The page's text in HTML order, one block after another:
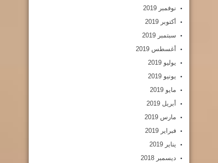
نوفمبر 2019
أكتوبر 2019
سبتمبر 2019
أغسطس 2019
يوليو 2019
يونيو 2019
مايو 2019
أبريل 2019
مارس 2019
فبراير 2019
يناير 2019
ديسمبر 2018